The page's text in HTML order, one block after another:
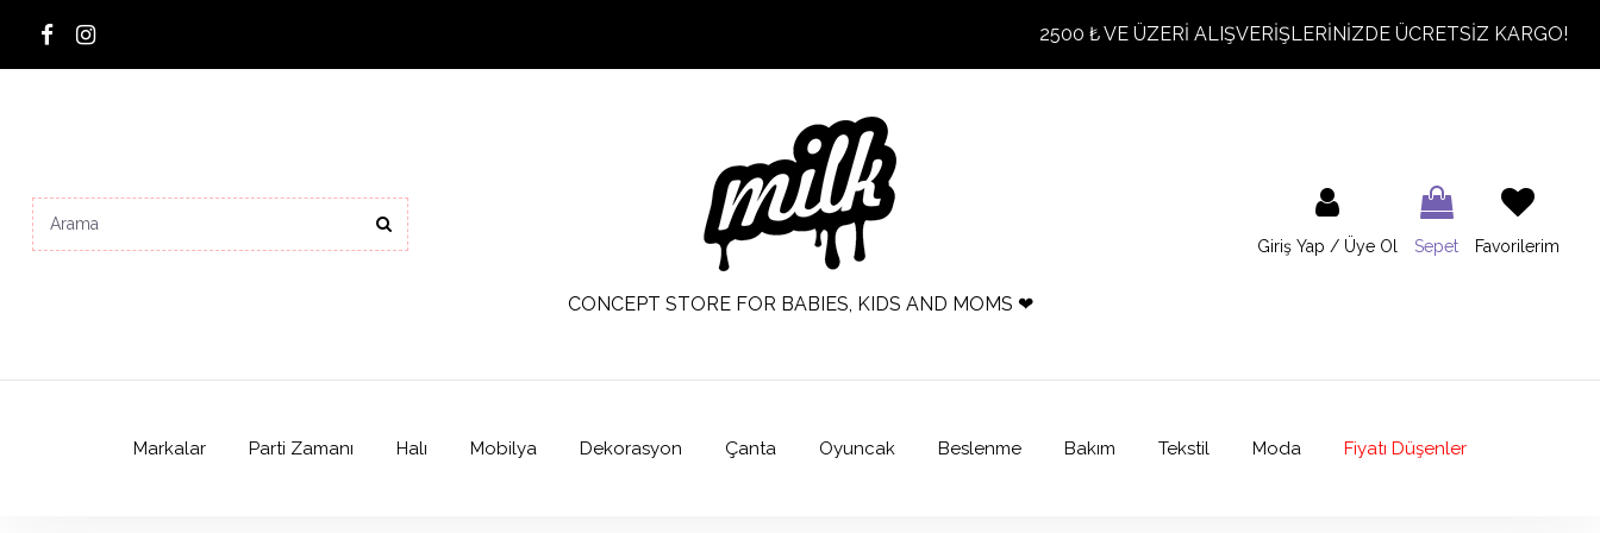
2500 ₺ VE ÜZERİ ALIŞVERİŞLERİNİZDE ÜCRETSİZ KARGO!
CONCEPT STORE FOR BABIES, KIDS AND MOMS ❤
Giriş Yap / Üye Ol Sepet Favorilerim
Markalar Parti Zamanı Halı Mobilya Dekorasyon Çanta Oyuncak Beslenme Bakım Tekstil Moda Fiyatı Düşenler